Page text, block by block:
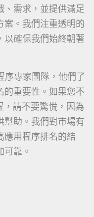
、需求，並提供滿足
案。我們注重透明的
以確保我們始終朝著
序專家團隊，他們了
的重要性。如果您不
，請不要驚慌，因為
幫助。我們對市場有
應用程序排名的結
靠。